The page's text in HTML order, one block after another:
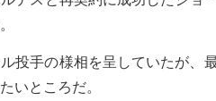
投手の様相を呈していたが
いところだ。